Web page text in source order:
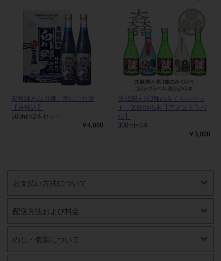
炭酸純米白川郷 泡にごり酒
【送料込】
500ml×2本セット
￥4,000
決戦関ヶ原3種のみくらべセッ
ト 300ml×5本【アメコミラベ
ル】
300ml×5本
￥3,800
お支払い方法について
配送方法および料金
のし・包装について